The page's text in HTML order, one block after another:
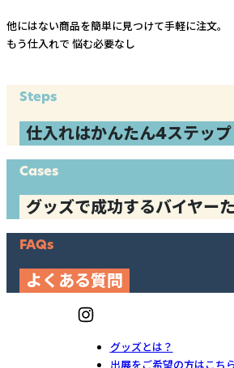
他にはない商品を簡単に見つけて手軽に注文。
もう仕入れで 悩む必要なし
Steps
仕入れはかんたん4ステップ
Cases
グッズで成功するバイヤー
FAQs
よくある質問
グッズとは？
出展をご希望の方はこち